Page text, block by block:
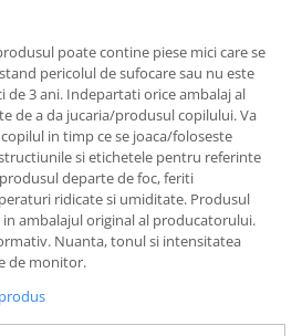
poate contine piese mici care se
pericolul de sufocare sau nu este
3 ani. Indepartati orice ambalaj al
de a da jucaria/produsul copilului. Va
in timp ce se joaca/foloseste
si etichetele pentru referinte
departe de foc, feriti
ridicate si umiditate. Produsul
ambalajul original al producatorului.
Nuanta, tonul si intensitatea
de monitor.